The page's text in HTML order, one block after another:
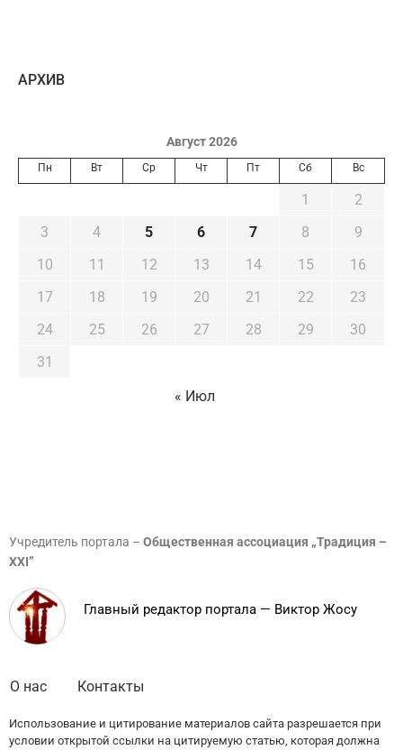
AРХИВ
Август 2026
Пн Вт Ср Чт Пт Сб Вс
1
2
3
4 5 6 7 8
9
10
11 12 13 14 15
16
17
18 19 20 21 22
23
24
25 26 27 28 29
30
31
« Июл
Учредитель портала – Общественная ассоциация „Традиция –
XXI”
Главный редактор портала — Виктор Жосу
О нас Контакты
Использование и цитирование материалов сайта разрешается при
условии открытой ссылки на цитируемую статью, которая должна